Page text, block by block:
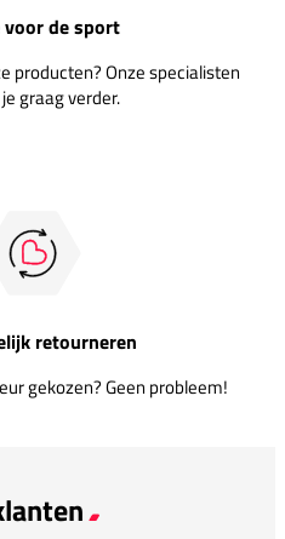
voor de sport
producten? Onze specialisten
graag verder.
retourneren
gekozen? Geen probleem!